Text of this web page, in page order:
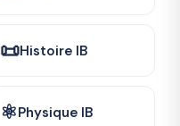
📜Histoire IB
⚛️Physique IB